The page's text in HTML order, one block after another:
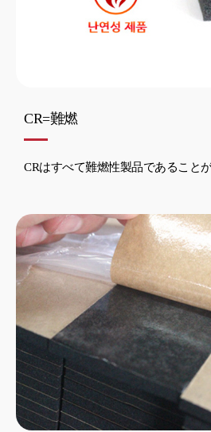
CR=難燃
CRはすべて難燃性製品であること